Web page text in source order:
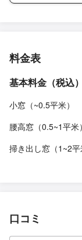
料金表
基本料金（税込）
小窓（~0.5平米）
腰高窓（0.5~1平米）
掃き出し窓（1~2平
口コミ